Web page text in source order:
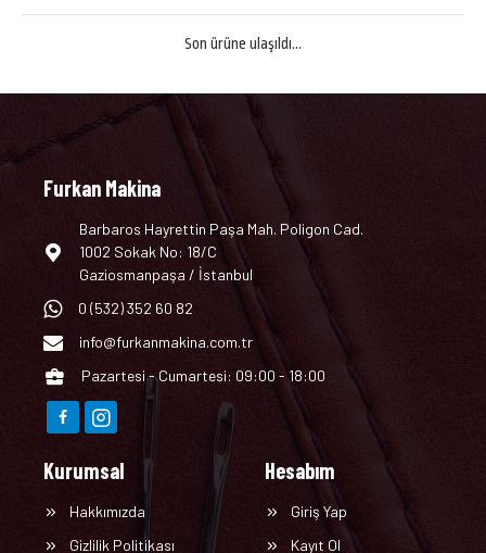
Son ürüne ulaşıldı...
Furkan Makina
Barbaros Hayrettin Paşa Mah. Poligon Cad.
1002 Sokak No: 18/C
Gaziosmanpaşa / İstanbul
0 (532) 352 60 82
info@furkanmakina.com.tr
Pazartesi - Cumartesi: 09:00 - 18:00
Kurumsal
Hakkımızda
Gizlilik Politikası
Hesabım
Giriş Yap
Kayıt Ol